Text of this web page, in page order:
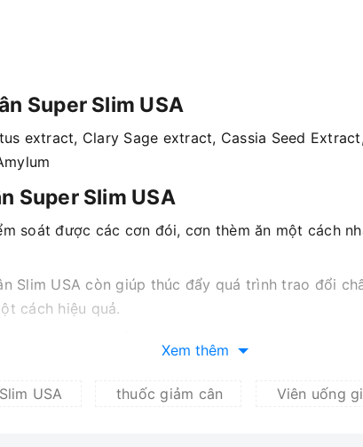
Super Slim USA
extract, Clary Sage extract, Cassia Seed
Super Slim USA
soát được các cơn đói, cơn thèm ăn một cách
Slim USA còn giúp thúc đẩy quá trình trao đổi
cách hiệu quả.
không hề lo sợ sẽ ảnh hưởng đến sức khỏe.
lên những vùng nhiều mỡ nhất trên cơ thể, phân
Xem thêm
USA thuốc giảm cân Viên uống